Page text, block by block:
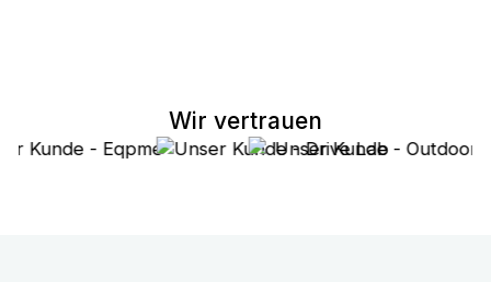
Wir vertrauen